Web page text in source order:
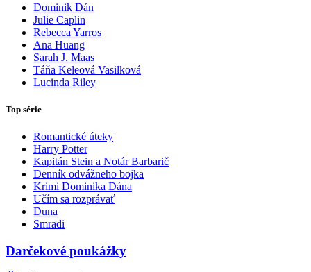
Dominik Dán
Julie Caplin
Rebecca Yarros
Ana Huang
Sarah J. Maas
Táňa Keleová Vasilková
Lucinda Riley
Top série
Romantické úteky
Harry Potter
Kapitán Stein a Notár Barbarič
Denník odvážneho bojka
Krimi Dominika Dána
Učím sa rozprávať
Duna
Smradi
Darčekové poukážky